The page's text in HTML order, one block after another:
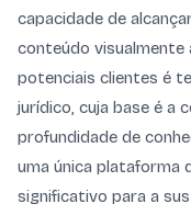
capacidade de
conteúdo
potenciais clientes é
jurídico, cuja base é a
profundidade de
uma única plataforma
significativo para a